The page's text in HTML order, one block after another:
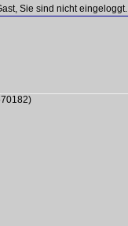
Sie sind nicht eingeloggt.